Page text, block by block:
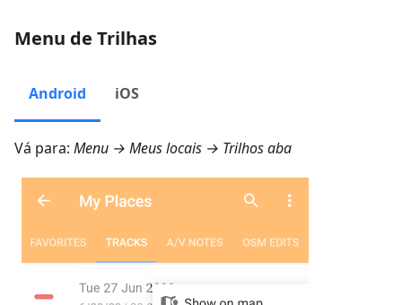
Menu de Trilhas
Android iOS
Vá para: Menu → Meus locais → Trilhosaba